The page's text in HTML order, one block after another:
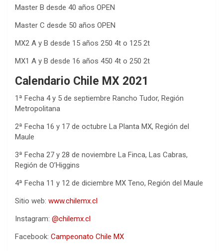
Master B desde 40 años OPEN
Master C desde 50 años OPEN
MX2 A y B desde 15 años 250 4t o 125 2t
MX1 A y B desde 16 años 450 4t o 250 2t
Calendario Chile MX 2021
1ª Fecha 4 y 5 de septiembre Rancho Tudor, Región
Metropolitana
2ª Fecha 16 y 17 de octubre La Planta MX, Región del
Maule
3ª Fecha 27 y 28 de noviembre La Finca, Las Cabras,
Región de O’Higgins
4ª Fecha 11 y 12 de diciembre MX Teno, Región del Maule
Sitio web: www.chilemx.cl
Instagram: @chilemx.cl
Facebook: Campeonato Chile MX